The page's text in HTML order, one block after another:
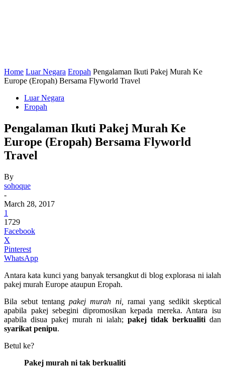
Home Luar Negara Eropah Pengalaman Ikuti Pakej Murah Ke
Europe (Eropah) Bersama Flyworld Travel
Luar Negara
Eropah
Pengalaman Ikuti Pakej Murah Ke
Europe (Eropah) Bersama Flyworld
Travel
By
sohoque
-
March 28, 2017
1
1729
Facebook
X
Pinterest
WhatsApp
Antara kata kunci yang banyak tersangkut di blog explorasa ni ialah
pakej murah Europe ataupun Eropah.
Bila sebut tentangpakej murah ni,
ramai yang sedikit skeptical
apabila pakej sebegini dipromosikan kepada mereka. Antara isu
apabila disua pakej murah ni ialah; pakej tidak berkualiti dan
syarikat penipu.
Betul ke?
Pakej murah ni tak berkualiti